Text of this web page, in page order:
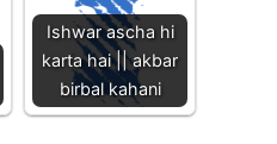
Ishwar ascha hi
karta hai || akbar
birbal kahani